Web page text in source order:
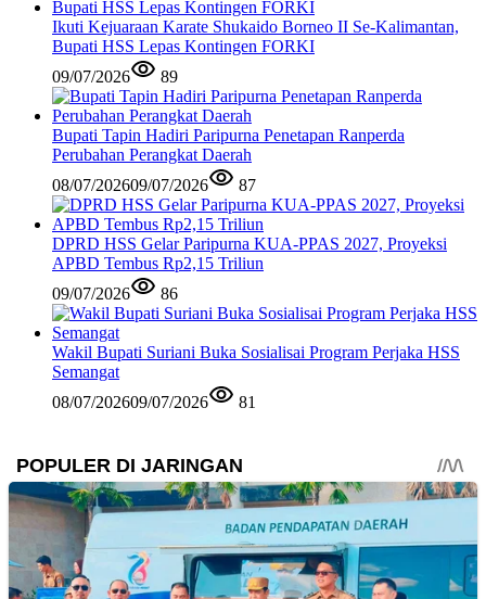
Ikuti Kejuaraan Karate Shukaido Borneo II Se-Kalimantan,
Bupati HSS Lepas Kontingen FORKI
09/07/2026
89
Bupati Tapin Hadiri Paripurna Penetapan Ranperda
Perubahan Perangkat Daerah
08/07/202609/07/2026 87
DPRD HSS Gelar Paripurna KUA-PPAS 2027, Proyeksi
APBD Tembus Rp2,15 Triliun
09/07/2026
86
Wakil Bupati Suriani Buka Sosialisai Program Perjaka HSS
Semangat
08/07/202609/07/2026 81